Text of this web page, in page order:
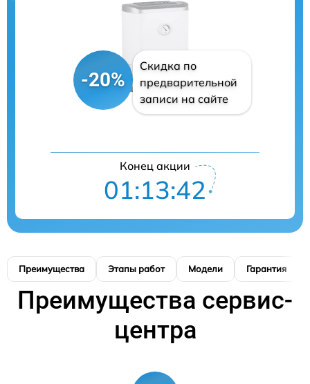
-20%
Скидка по
предварительной
записи на сайте
Конец акции
01:13:41
Преимущества Этапы работ Модели Гарантия
Преимущества сервис-
центра